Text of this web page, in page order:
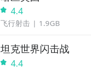
4.4
飞行射击 1.9GB
坦克世界闪击战
4.4